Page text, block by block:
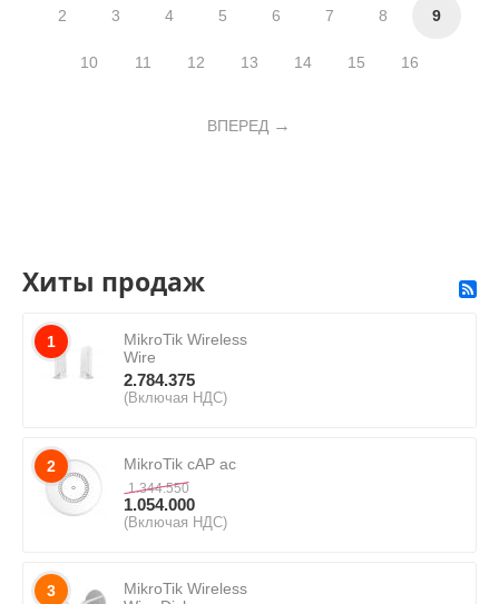
2 3 4 5 6 7 8 9
10 11 12 13 14 15 16
ВПЕРЕД
Хиты продаж
1
MikroTik Wireless
Wire
2.784.375
(Включая НДС)
2 MikroTik cAP ac
1.344.550
1.054.000
(Включая НДС)
3
MikroTik Wireless